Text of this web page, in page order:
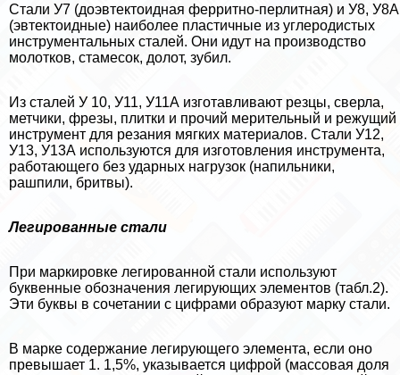
Стали У7 (доэвтектоидная ферритно-перлитная) и У8, У8А
(эвтектоидные) наиболее пластичные из углеродистых
инструментальных сталей. Они идут на производство
молотков, стамесок, долот, зубил.
Из сталей У 10, У11, У11А изготавливают резцы, сверла,
метчики, фрезы, плитки и прочий мерительный и режущий
инструмент для резания мягких материалов. Стали У12,
У13, У13А используются для изготовления инструмента,
работающего без ударных нагрузок (напильники,
рашпили, бритвы).
Легированные стали
При маркировке легированной стали используют
буквенные обозначения легирующих элементов (табл.2).
Эти буквы в сочетании с цифрами образуют марку стали.
В марке содержание легирующего элемента, если оно
превышает 1. 1,5%, указывается цифрой (массовая доля